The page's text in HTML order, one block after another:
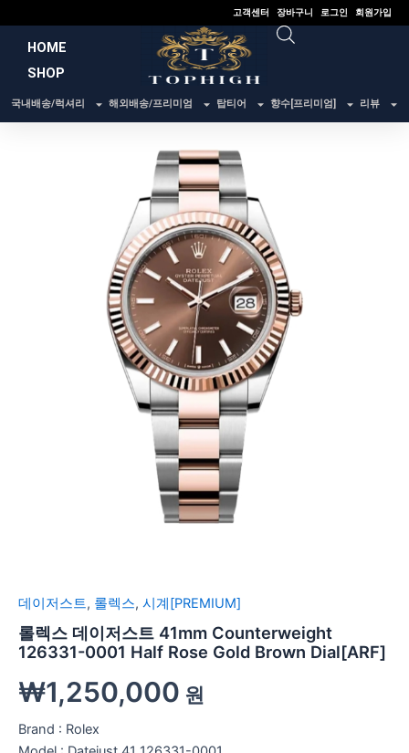
건
너
고객센터 장바구니 로그인 회원가입
HOME
SHOP
국내배송/럭셔리 해외배송/프리미엄 탑티어 향수[프리미엄] 리뷰
데이저스트, 롤렉스, 시계[PREMIUM]
롤렉스 데이저스트 41mm Counterweight
126331-0001 Half Rose Gold Brown Dial[ARF]
₩1,250,000 원
Brand : Rolex